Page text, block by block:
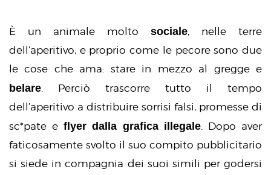
È un animale molto sociale, nelle terre
dell’aperitivo, e proprio come le pecore sono due
le cose che ama: stare in mezzo al gregge e
belare . Perciò trascorre tutto il tempo
dell’aperitivo a distribuire sorrisi falsi, promesse di
sc*pate eflyer dalla grafica illegale. Dopo aver
faticosamente svolto il suo compito pubblicitario
si siede in compagnia dei suoi simili per godersi